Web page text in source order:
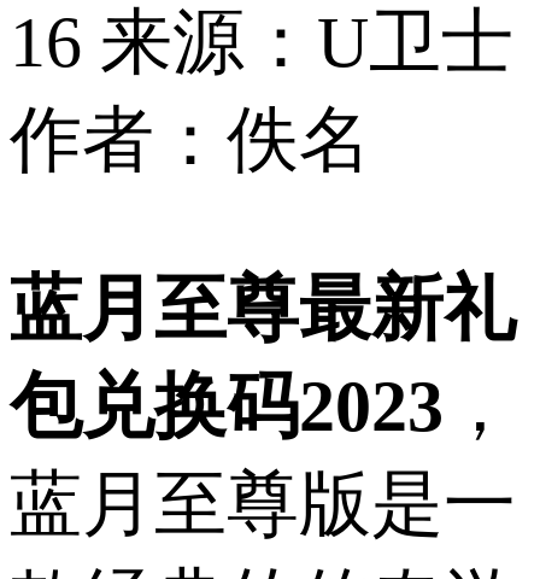
16 来源：U卫士
作者：佚名
蓝月至尊最新礼
包兑换码2023 ，
蓝月至尊版是一